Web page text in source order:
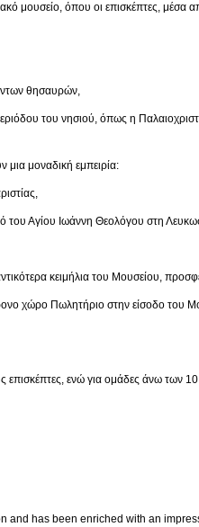
μουσείο, όπου οι επισκέπτες, μέσα
θησαυρών,
νησιού, όπως η
μοναδική εμπειρία:
Ιωάννη Θεολόγου στη
κειμήλια του Μουσείου,
χώρο Πωλητήριο στην είσοδο του
επισκέπτες, ενώ για ομάδες άνω των
and has been enriched with an